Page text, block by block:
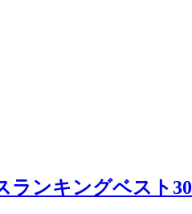
ランキングベスト30